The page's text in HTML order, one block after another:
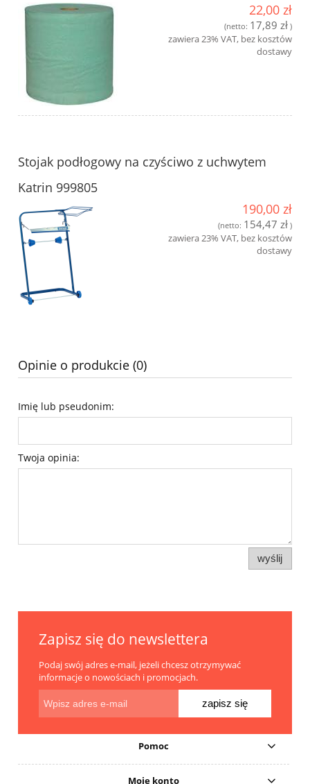
22,00 zł
(netto: 17,89 zł )
zawiera 23% VAT, bez kosztów
dostawy
Stojak podłogowy na czyściwo z uchwytem
Katrin 999805
190,00 zł
(netto: 154,47 zł )
zawiera 23% VAT, bez kosztów
dostawy
Opinie o produkcie (0)
Imię lub pseudonim:
Twoja opinia:
wyślij
Zapisz się do newslettera
Podaj swój adres e-mail, jeżeli chcesz otrzymywać
informacje o nowościach i promocjach.
zapisz się
Pomoc
Moje konto